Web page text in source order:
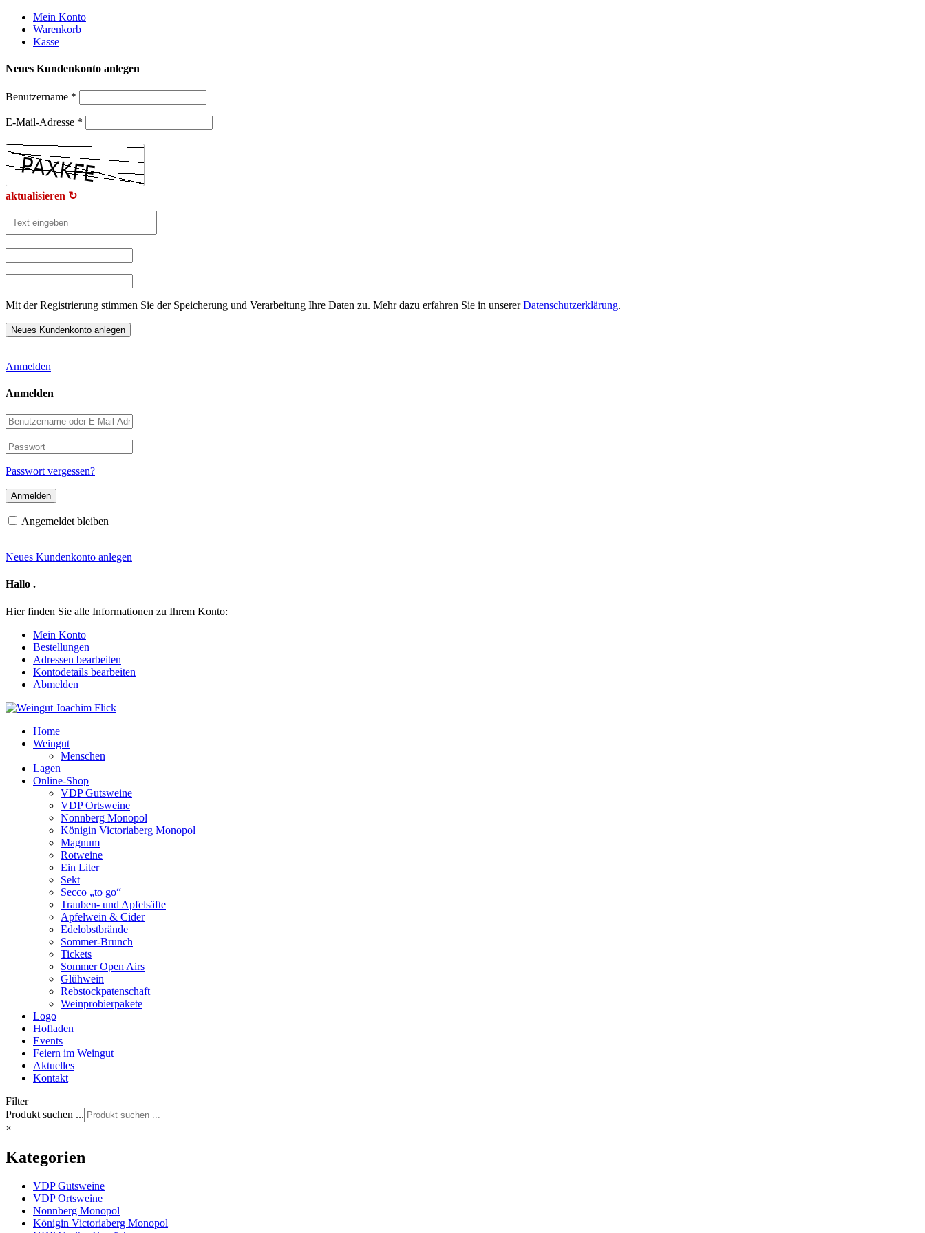
Weiter
zum
Inhalt
Mein Konto
Warenkorb
Kasse
Neues Kundenkonto anlegen
Benutzername *
E-Mail-Adresse *
aktualisieren ↻
Mit der Registrierung stimmen Sie der Speicherung und Verarbeitung Ihre Daten zu. Mehr dazu erfahren Sie in unsererDatenschutzerklärung.
Anmelden
Anmelden
Benutzername
oder
E-
Mail-
Adresse
Passwort
Passwort vergessen?
Angemeldet bleiben
Neues Kundenkonto anlegen
Hallo .
Hier finden Sie alle Informationen zu Ihrem Konto:
Mein Konto
Bestellungen
Adressen bearbeiten
Kontodetails bearbeiten
Abmelden
Home
Weingut
Menschen
Lagen
Online-Shop
VDP Gutsweine
VDP Ortsweine
Nonnberg Monopol
Königin Victoriaberg Monopol
Magnum
Rotweine
Ein Liter
Sekt
Secco „to go“
Trauben- und Apfelsäfte
Apfelwein & Cider
Edelobstbrände
Sommer-Brunch
Tickets
Sommer Open Airs
Glühwein
Rebstockpatenschaft
Weinprobierpakete
Logo
Hofladen
Events
Feiern im Weingut
Aktuelles
Kontakt
Filter
Produkt suchen ...
×
Kategorien
VDP Gutsweine
VDP Ortsweine
Nonnberg Monopol
Königin Victoriaberg Monopol